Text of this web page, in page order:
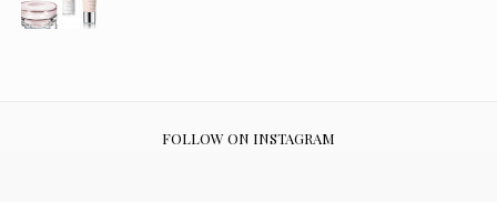
FOLLOW ON INSTAGRAM